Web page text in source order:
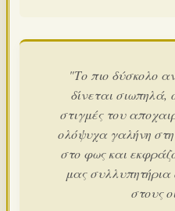
"Το πιο δύσκολο
δίνεται σιωπηλά,
στιγμές του
ολόψυχα γαλήνη
στο φως και
μας συλλυπητήρια
στους